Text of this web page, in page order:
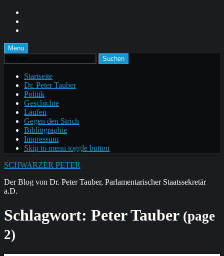
content
footer
Menu
Suchen
nach:
Startseite
Dr. Peter Tauber
Politik
Geschichte
Laufen
Gegen den Strich
Bibliographie
Impressum
Skip to menu toggle button
SCHWARZER PETER
Der Blog von Dr. Peter Tauber, Parlamentarischer Staatssekretär
a.D.
Schlagwort: Peter Tauber (page
2)